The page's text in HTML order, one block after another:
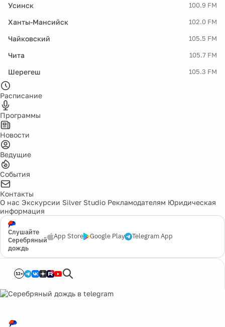
Усинск 100.9 FM
Ханты-Мансийск 102.0 FM
Чайковский 105.5 FM
Чита 105.7 FM
Шерегеш 105.3 FM
Расписание
Программы
Новости
Ведущие
События
Контакты
О нас Экскурсии Silver Studio Рекламодателям Юридическая
информация
Слушайте
Серебряный
дождь
App Store Google Play Telegram App
12+